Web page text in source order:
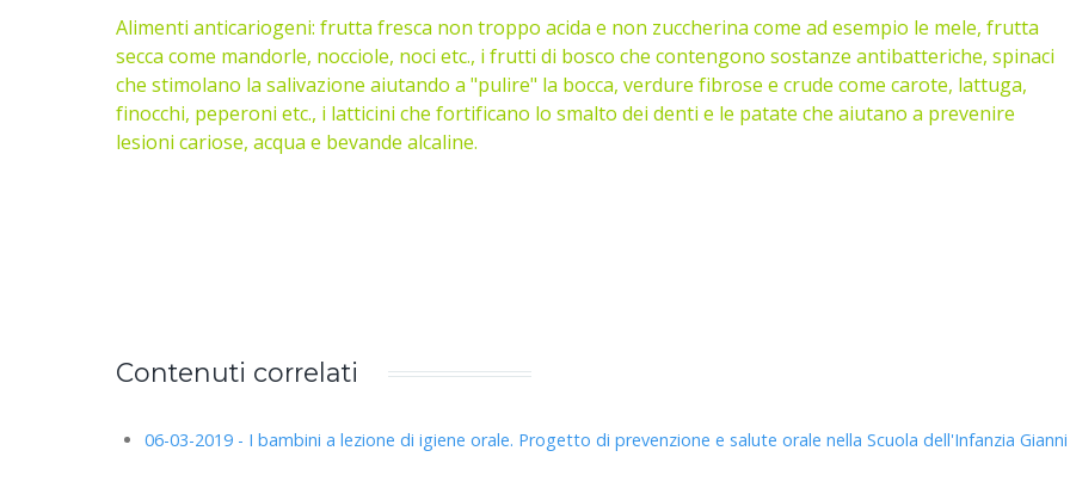
Alimenti anticariogeni: frutta fresca non troppo acida e non zuccherina come ad esempio le mele, frutta
secca come mandorle, nocciole, noci etc., i frutti di bosco che contengono sostanze antibatteriche, spinaci
che stimolano la salivazione aiutando a "pulire" la bocca, verdure fibrose e crude come carote, lattuga,
finocchi, peperoni etc., i latticini che fortificano lo smalto dei denti e le patate che aiutano a prevenire
lesioni cariose, acqua e bevande alcaline.
Contenuti correlati
06-03-2019 - I bambini a lezione di igiene orale. Progetto di prevenzione e salute orale nella Scuola dell'Infanzia